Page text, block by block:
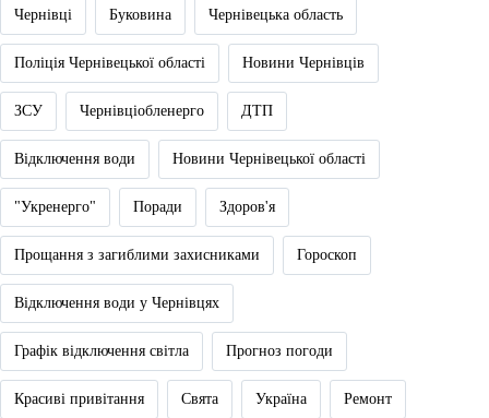
Чернівці Буковина Чернівецька область
Поліція Чернівецької області Новини Чернівців
ЗСУ Чернівціобленерго ДТП
Відключення води Новини Чернівецької області
"Укренерго" Поради Здоров'я
Прощання з загиблими захисниками Гороскоп
Відключення води у Чернівцях
Графік відключення світла Прогноз погоди
Красиві привітання Свята Україна Ремонт